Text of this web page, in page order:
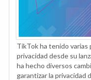
TikTok ha tenido varias
privacidad desde su
ha hecho diversos
garantizar la privacidad